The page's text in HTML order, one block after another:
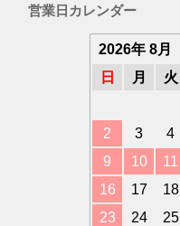
リ
営業日カレンダー
2026年 8月
日
月 火
2
3 4
9
10 11
16
17 18
23
24 25